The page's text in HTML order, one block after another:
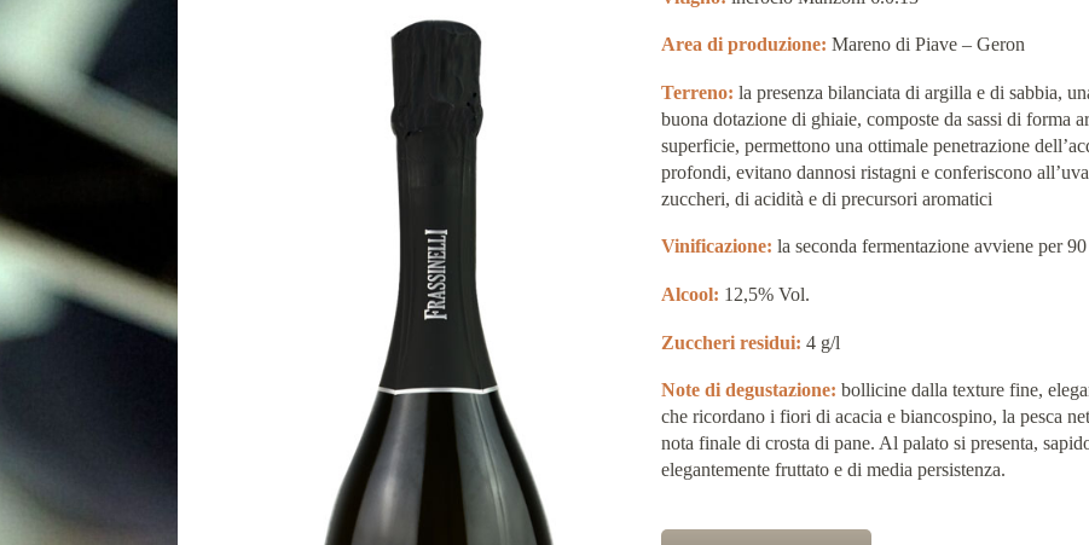
Area di produzione: Mareno di Piave – Geron
Terreno: la presenza bilanciata di argilla e di sabbia,
buona dotazione di ghiaie, composte da sassi di forma
superficie, permettono una ottimale penetrazione
profondi, evitano dannosi ristagni e conferiscono
zuccheri, di acidità e di precursori aromatici
Vinificazione: la seconda fermentazione avviene per
Alcool: 12,5% Vol.
Zuccheri residui: 4 g/l
Note di degustazione: bollicine dalla texture fine,
che ricordano i fiori di acacia e biancospino, la pesca
nota finale di crosta di pane. Al palato si presenta,
elegantemente fruttato e di media persistenza.